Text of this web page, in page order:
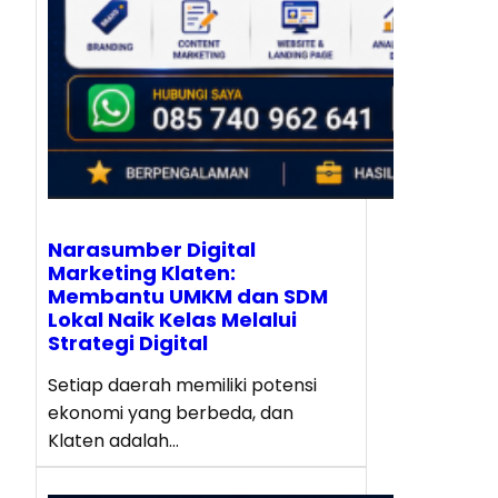
Narasumber Digital
Marketing Klaten:
Membantu UMKM dan SDM
Lokal Naik Kelas Melalui
Strategi Digital
Setiap daerah memiliki potensi
ekonomi yang berbeda, dan
Klaten adalah…